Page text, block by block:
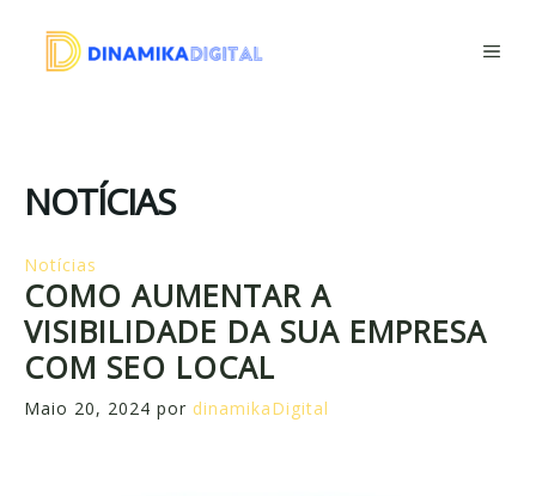
NOTÍCIAS
Notícias
COMO AUMENTAR A
VISIBILIDADE DA SUA EMPRESA
COM SEO LOCAL
Maio 20, 2024 por dinamikaDigital